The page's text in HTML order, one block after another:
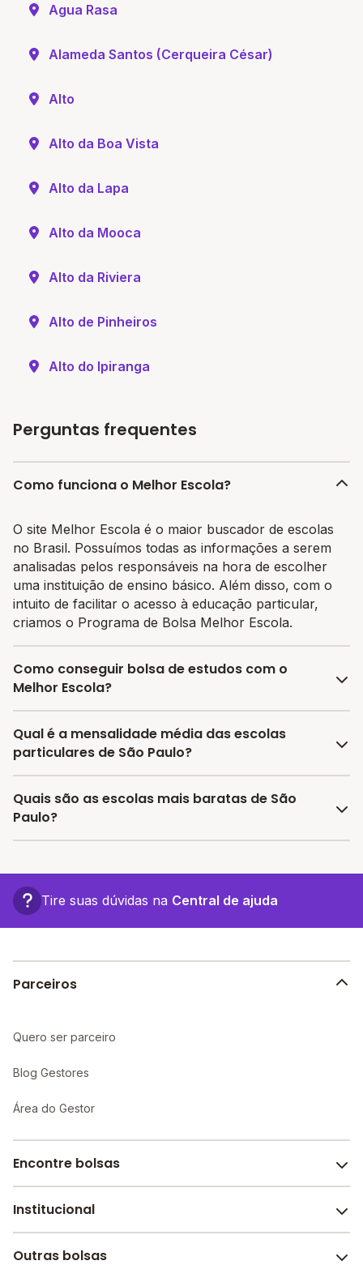
Agua Rasa
Alameda Santos (Cerqueira César)
Alto
Alto da Boa Vista
Alto da Lapa
Alto da Mooca
Alto da Riviera
Alto de Pinheiros
Alto do Ipiranga
Perguntas frequentes
Como funciona o Melhor Escola?
O site Melhor Escola é o maior buscador de escolas
no Brasil. Possuímos todas as informações a serem
analisadas pelos responsáveis na hora de escolher
uma instituição de ensino básico. Além disso, com o
intuito de facilitar o acesso à educação particular,
criamos o Programa de Bolsa Melhor Escola.
Como conseguir bolsa de estudos com o
Melhor Escola?
O programa de bolsa do Melhor Escola disponibiliza
vagas com até 80% de desconto nas mensalidades.
matrícula no site.
Qual é a mensalidade média das escolas
particulares de São Paulo?
A média da mensalidade em São Paulo é de
R$ 2.895,03 reais, sendo a mensalidade mais barata
Quais são as escolas mais baratas de São
Paulo?
lista aqui.Tire suas dúvidas na Central de ajuda
Parceiros
Quero ser parceiro
Blog Gestores
Área do Gestor
Encontre bolsas
Melhores escolas de São Paulo
Escolas por cidade e bairro
Institucional
Sobre o Melhor Escola
Outras bolsas